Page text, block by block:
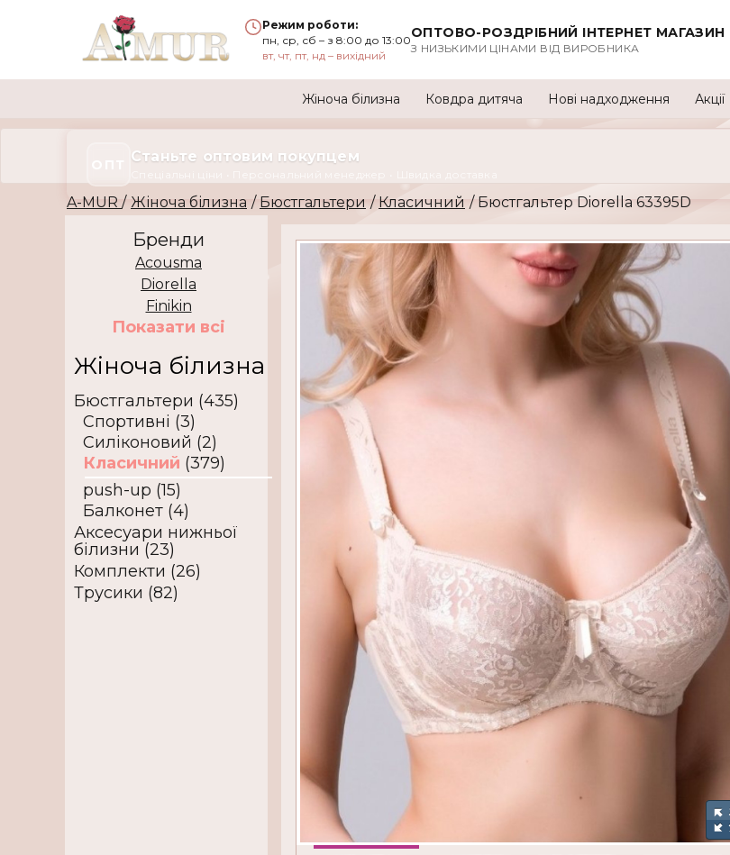
Режим роботи:
пн, ср, сб – з 8:00 до 13:00
вт, чт, пт, нд – вихідний
ОПТОВО-РОЗДРІБНИЙ ІНТЕРНЕТ МАГАЗИН
З НИЗЬКИМИ ЦІНАМИ ВІД ВИРОБНИКА
Жіноча білизна Ковдра дитяча Нові надходження Акції
Станьте оптовим покупцем
A-MUR / Жіноча білизна / Бюстгальтери / Класичний / Бюстгальтер Diorella 63395D
Бренди
Acousma
Diorella
Finikin
Показати всi
Жіноча білизна
Бюстгальтери (435)
Спортивні (3)
Силіконовий (2)
Класичний (379)
push-up (15)
Балконет (4)
Аксесуари нижньої
білизни (23)
Комплекти (26)
Трусики (82)